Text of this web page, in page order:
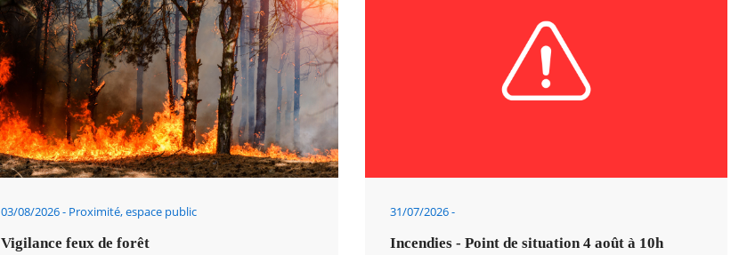
03/08/2026 Proximité, espace public
Vigilance feux de forêt
31/07/2026
Incendies - Point de situation 4 août à 10h